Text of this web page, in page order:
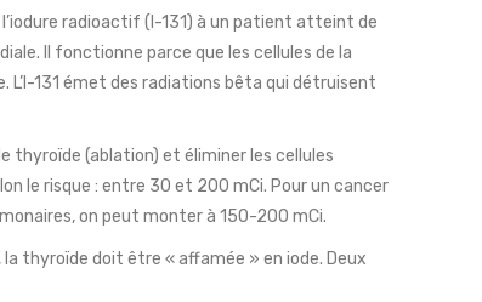
l’iodure radioactif (I-131) à un patient atteint de
Il fonctionne parce que les cellules de la
131 émet des radiations bêta qui détruisent
thyroïde (ablation) et éliminer les cellules
le risque : entre 30 et 200 mCi. Pour un cancer
on peut monter à 150-200 mCi.
thyroïde doit être « affamée » en iode. Deux